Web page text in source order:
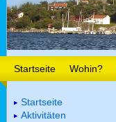
Startseite Wohin?
Startseite
Aktivitäten